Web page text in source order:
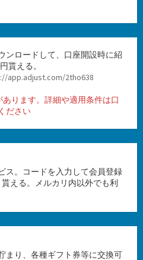
ンロードして、口座開設時に紹
貰える。
app.adjust.com/2tho638
ります。詳細や適用条件は口
ださい
ス。コードを入力して会員登録
える。メルカリ内以外でも利
まり、各種ギフト券等に交換可